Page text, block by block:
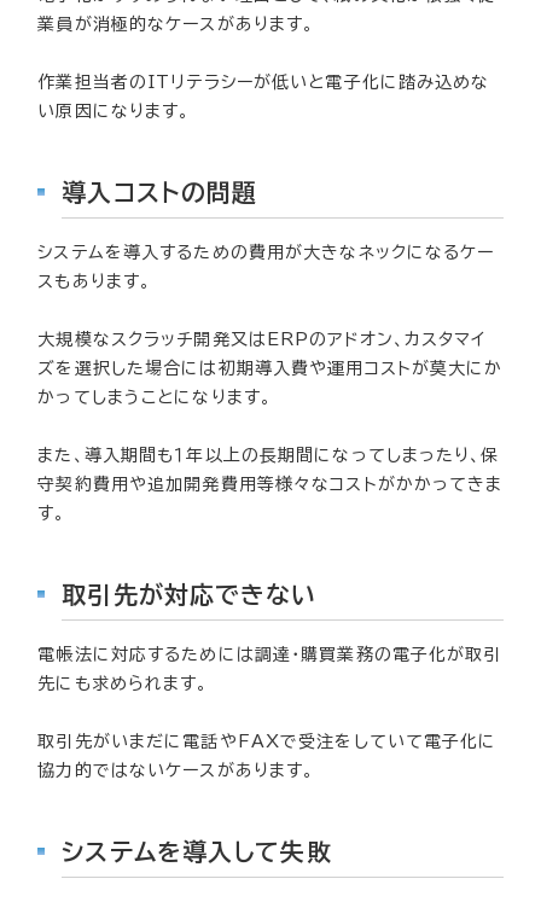
業員が消極的なケースがあります。
作業担当者のITリテラシーが低いと電子化に踏み込めな
い原因になります。
導入コストの問題
システムを導入するための費用が大きなネックになるケー
スもあります。
大規模なスクラッチ開発又はERPのアドオン、カスタマイ
ズを選択した場合には初期導入費や運用コストが莫大にか
かってしまうことになります。
また、導入期間も１年以上の長期間になってしまったり、保
守契約費用や追加開発費用等様々なコストがかかってきま
す。
取引先が対応できない
電帳法に対応するためには調達・購買業務の電子化が取引
先にも求められます。
取引先がいまだに電話やFAXで受注をしていて電子化に
協力的ではないケースがあります。
システムを導入して失敗